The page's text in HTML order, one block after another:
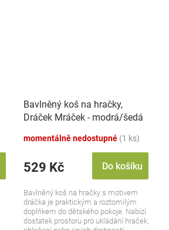
Bavlněný koš na hračky,
Dráček Mráček - modrá/šedá
momentálně nedostupné (1 ks)
529 Kč Do košíku
Bavlněný koš na hračky s motivem
dráčka je praktickým a roztomilým
doplňkem do dětského pokoje. Nabízí
dostatek prostoru pro ukládání hraček,